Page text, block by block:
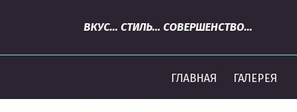
ВКУС... СТИЛЬ... СОВЕРШЕНСТВО...
ГЛАВНАЯ ГАЛЕРЕЯ